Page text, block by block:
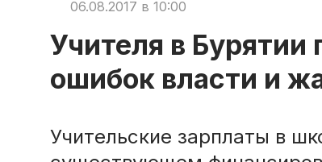
06.08.2017 в 10:00
Учителя в Бурятии
ошибок власти и
Учительские зарплаты в